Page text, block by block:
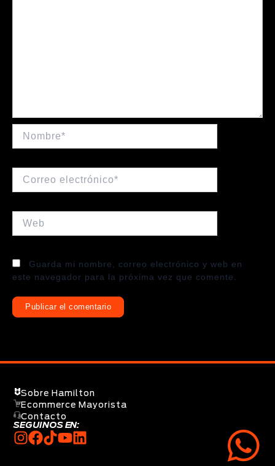
electrónico*
Guarda mi nombre, correo electrónico y web en
este navegador para la próxima vez que comente.
Sobre Hamilton
Ecommerce Mayorista
Contacto
SEGUINOS EN: